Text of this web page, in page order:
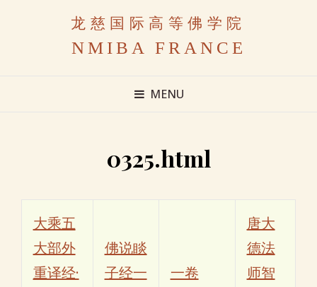
龙慈国际高等佛学院
NMIBA FRANCE
MENU
0325.html
大乘五
大部外
重译经·
佛说睒
子经一
一卷
唐大
德法
师智